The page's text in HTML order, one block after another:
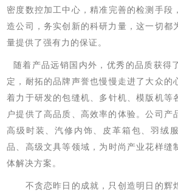
密度数控加工中心 ，精准 完善的检测手段，
造公司，务实创新的科研力量，这一切都
量提供了强有力的保证 。
随着产品远销国内外，优秀的品质获得
定 ， 耐拓的品牌声誉也慢慢走进了大众的
着力 于研发的包缝机 多针机 、模版机等
户提供了 高品质、高效率的 体验 。公司 产
高级时装、汽修内饰、皮革箱包、羽绒
品
高级文具等领域，为时尚产业花样缝
体解决方案。
不贪恋昨日的成就，只创造明日的辉